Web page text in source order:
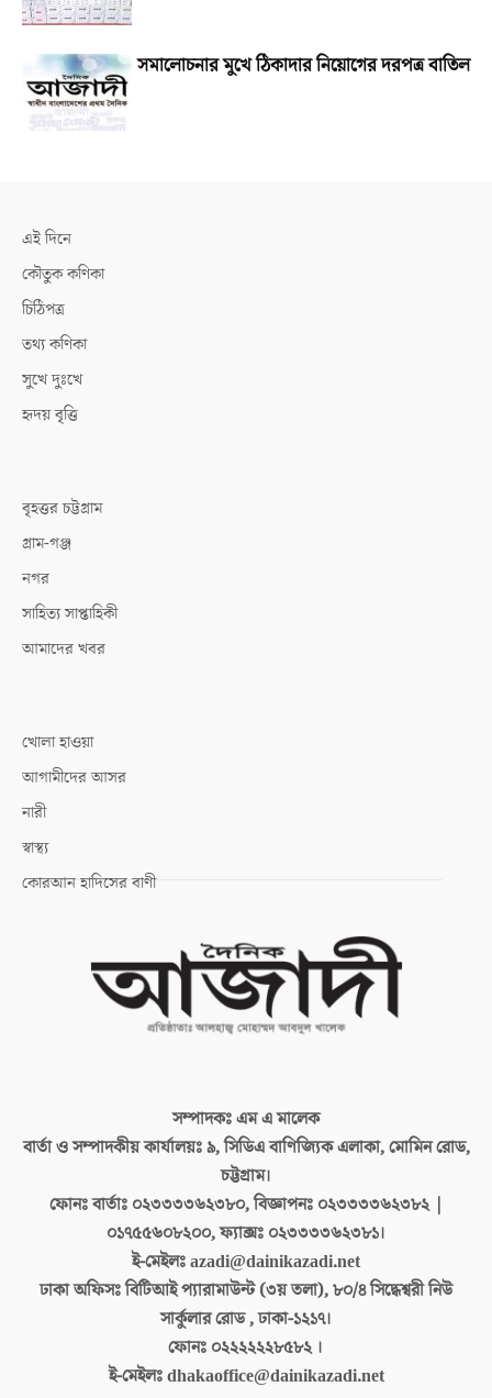
সমালোচনার মুখে ঠিকাদার নিয়োগের দরপত্র বাতিল
এই দিনে
কৌতুক কণিকা
চিঠিপত্র
তথ্য কণিকা
সুখে দুঃখে
হৃদয় বৃত্তি
বৃহত্তর চট্টগ্রাম
গ্রাম-গঞ্জ
নগর
সাহিত্য সাপ্তাহিকী
আমাদের খবর
খোলা হাওয়া
আগামীদের আসর
নারী
স্বাস্থ্য
কোরআন হাদিসের বাণী
সম্পাদকঃএম এ মালেক
বার্তা ও সম্পাদকীয় কার্যালয়ঃ৯, সিডিএ বাণিজ্যিক এলাকা, মোমিন রোড,
চট্টগ্রাম।
ফোনঃ বার্তাঃ ০২৩৩৩৩৬২৩৮০, বিজ্ঞাপনঃ ০২৩৩৩৩৬২৩৮২ |
০১৭৫৫৬০৮২০০, ফ্যাক্সঃ ০২৩৩৩৩৬২৩৮১।
ই-মেইলঃazadi@dainikazadi.net
ঢাকা অফিসঃবিটিআই প্যারামাউন্ট (৩য় তলা), ৮০/৪ সিদ্ধেশ্বরী নিউ
সার্কুলার রোড , ঢাকা-১২১৭।
ফোনঃ ০২২২২২২৮৫৮২ ।
ই-মেইলঃdhakaoffice@dainikazadi.net